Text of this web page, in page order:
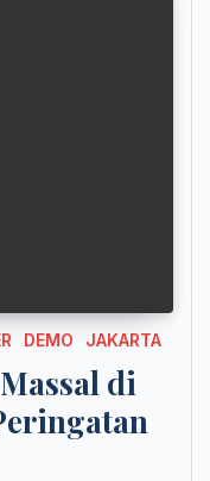
DEMO JAKARTA
di